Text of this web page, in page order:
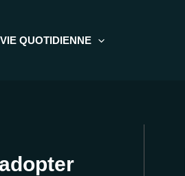
VIE QUOTIDIENNE